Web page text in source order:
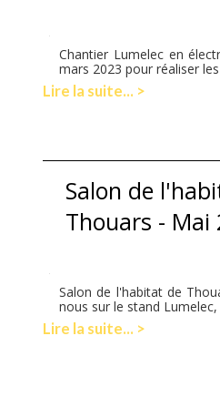
Chantier Lumelec en
mars 2023 pour réaliser
Lire la suite... >
Salon de
Thouars - Mai
Salon de l'habitat de
nous sur le stand
Lire la suite... >